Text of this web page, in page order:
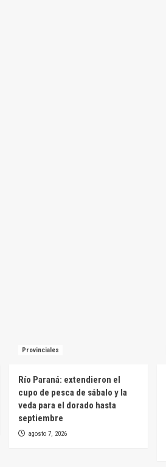
Provinciales
Río Paraná: extendieron el
cupo de pesca de sábalo y la
veda para el dorado hasta
septiembre
agosto 7, 2026